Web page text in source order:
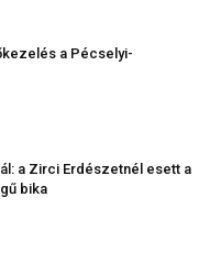
a Pécselyi-
a Zirci Erdészetnél esett a
bika